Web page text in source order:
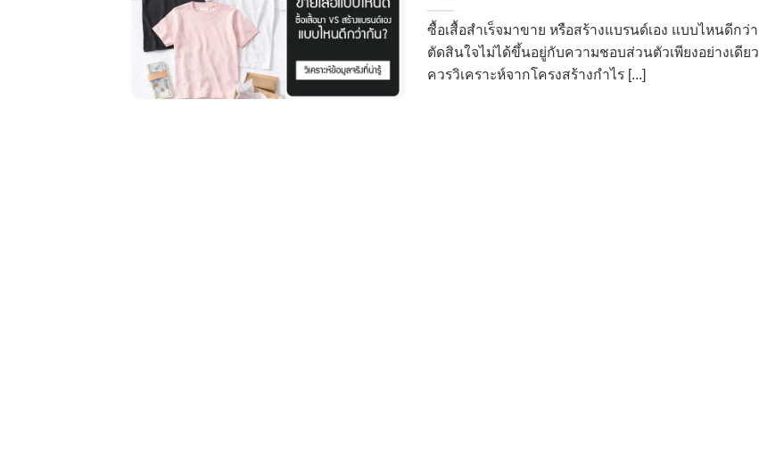
ซื้อเสื้อสำเร็จมาขาย หรือสร้างแบรนด์เอง แบบไหนดีกว่
ตัดสินใจไม่ได้ขึ้นอยู่กับความชอบส่วนตัวเพียงอย่างเดีย
ควรวิเคราะห์จากโครงสร้างกำไร [...]